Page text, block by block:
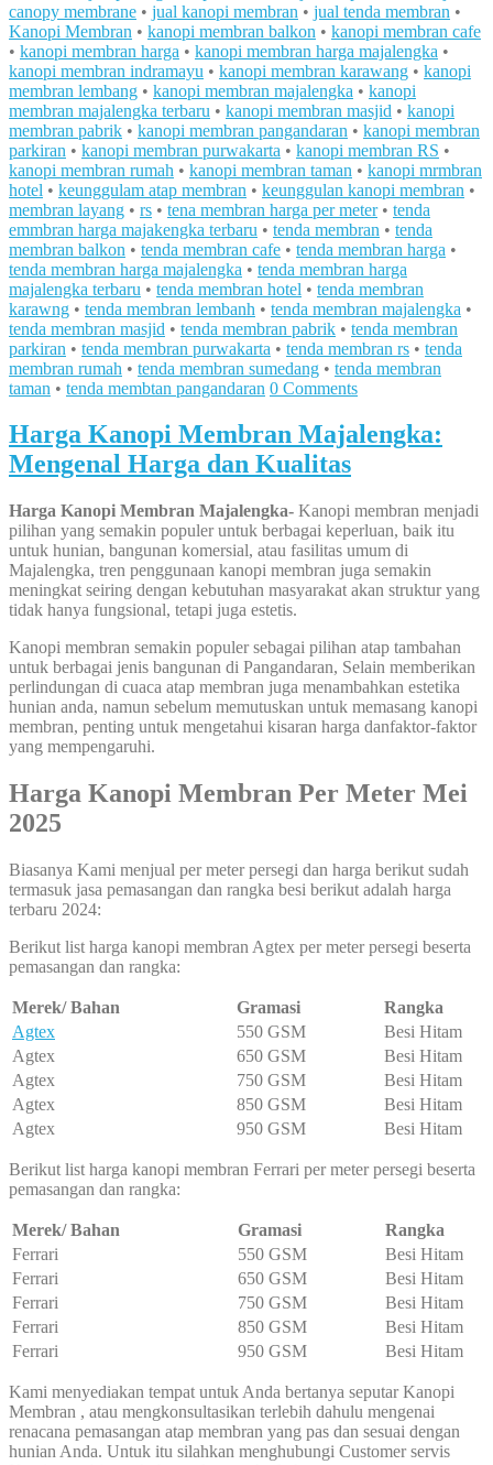
canopy membrane • jual kanopi membran • jual tenda membran •
Kanopi Membran • kanopi membran balkon • kanopi membran cafe
• kanopi membran harga • kanopi membran harga majalengka •
kanopi membran indramayu • kanopi membran karawang • kanopi
membran lembang • kanopi membran majalengka • kanopi
membran majalengka terbaru • kanopi membran masjid • kanopi
membran pabrik • kanopi membran pangandaran • kanopi membran
parkiran • kanopi membran purwakarta • kanopi membran RS •
kanopi membran rumah • kanopi membran taman • kanopi mrmbran
hotel • keunggulam atap membran • keunggulan kanopi membran •
membran layang • rs • tena membran harga per meter• tenda
emmbran harga majakengka terbaru • tenda membran • tenda
membran balkon • tenda membran cafe • tenda membran harga •
tenda membran harga majalengka • tenda membran harga
majalengka terbaru • tenda membran hotel • tenda membran
karawng • tenda membran lembanh • tenda membran majalengka •
tenda membran masjid • tenda membran pabrik • tenda membran
parkiran • tenda membran purwakarta • tenda membran rs • tenda
membran rumah • tenda membran sumedang • tenda membran
taman • tenda membtan pangandaran 0 Comments
Harga Kanopi Membran Majalengka:
Mengenal Harga dan Kualitas
Harga Kanopi Membran Majalengka- Kanopi membran menjadi
pilihan yang semakin populer untuk berbagai keperluan, baik itu
untuk hunian, bangunan komersial, atau fasilitas umum di
Majalengka, tren penggunaan kanopi membran juga semakin
meningkat seiring dengan kebutuhan masyarakat akan struktur yang
tidak hanya fungsional, tetapi juga estetis.
Kanopi membran semakin populer sebagai pilihan atap tambahan
untuk berbagai jenis bangunan di Pangandaran, Selain memberikan
perlindungan di cuaca atap membran juga menambahkan estetika
hunian anda, namun sebelum memutuskan untuk memasang kanopi
membran, penting untuk mengetahui kisaran harga danfaktor-faktor
yang mempengaruhi.
Harga Kanopi Membran Per Meter Mei
2025
Biasanya Kami menjual per meter persegi dan harga berikut sudah
termasuk jasa pemasangan dan rangka besi berikut adalah harga
terbaru 2024:
Berikut list harga kanopi membran Agtex per meter persegi beserta
pemasangan dan rangka:
Merek/ Bahan Gramasi
Rangka
Agtex
550 GSM
Besi Hitam
Agtex
650 GSM
Besi Hitam
Agtex
750 GSM
Besi Hitam
Agtex
850 GSM
Besi Hitam
Agtex
950 GSM Besi Hitam
Berikut list harga kanopi membran Ferrari per meter persegi beserta
pemasangan dan rangka:
Merek/ Bahan Gramasi
Rangka
Ferrari
550 GSM
Besi Hitam
Ferrari
650 GSM
Besi Hitam
Ferrari
750 GSM
Besi Hitam
Ferrari
850 GSM
Besi Hitam
Ferrari
950 GSM Besi Hitam
Kami menyediakan tempat untuk Anda bertanya seputar Kanopi
Membran , atau mengkonsultasikan terlebih dahulu mengenai
renacana pemasangan atap membran yang pas dan sesuai dengan
hunian Anda. Untuk itu silahkan menghubungi Customer servis